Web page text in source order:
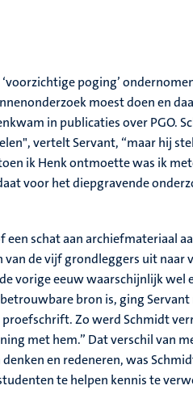
poging’
moest doen en
in publicaties over PGO.
vertelt Servant, “maar hij
ik Henk ontmoette was ik
voor het diepgravende
schat aan archiefmateriaal
de vijf grondleggers uit naar
vorige eeuw waarschijnlijk wel
bron is, ging
Zo werd Schmidt
met hem.” Dat verschil van
en redeneren, was
te helpen kennis te